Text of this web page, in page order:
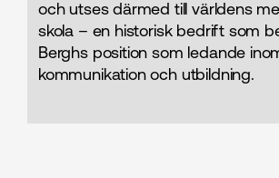
och utses därmed till världens
skola – en historisk bedrift som
Berghs position som ledande
kommunikation och utbildning.